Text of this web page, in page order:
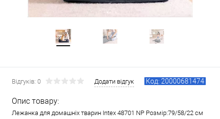
Відгуків: 0 Додати відгук Код: 20000681474
Опис товару:
Лежанка для домашніх тварин Intex 48701 NP Розмір:79/58/22 см